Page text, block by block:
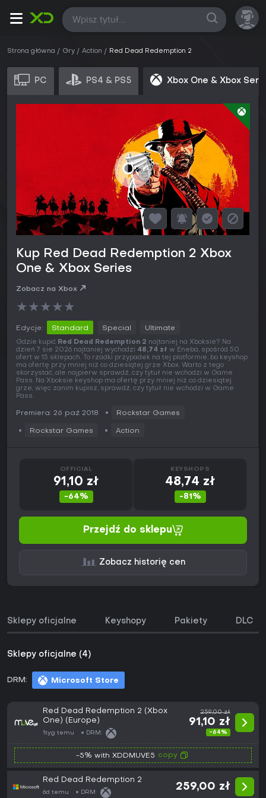
Wszystkie
Strona główna Gry Action Red Dead Redemption 2
PC PS4 & PS5 Xbox One & Xbox
Kup Red Dead Redemption 2 Xbox
One & Xbox Series
Zobacz na Xbox
★★★★★
Edycje: Standard Special Ultimate
Gdzie kupić Red Dead Redemption 2 najtaniej na Xboksie? Na
dzień 7 sie 2026 najtaniej wychodzi 48,74 zł w Eneba, spośród 50
ofert w 15 sklepach. To rzadki przypadek na tej platformie, bo keyshop
ma ofertę przy mniej niż co dziesiątej grze Xbox. Warto z tego
skorzystać, ale najpierw sprawdź, czy tytuł nie wchodzi w Game
Pass. Na Xboksie keyshop ma ofertę przy mniej niż co dziesiątej
grze, więc zanim kupisz, sprawdź, czy tytuł nie wchodzi w Game
Pass.
Premiera: 26 paź 2018 Rockstar Games
Rockstar Games Action
OFFICIAL
91,10 zł
-64%
KEYSHOPS
48,74 zł
-81%
Przejdź do sklepu
Zobacz historię cen
Sklepy oficjalne Keyshopy Pakiety DLC
Sklepy oficjalne (4)
DRM: Microsoft Store
Red Dead Redemption 2 (Xbox
One) (Europe)
1tyg temu DRM:
259,00 zł
91,10 zł
-64%
-5% with XDDMUVE5 copy
Red Dead Redemption 2
6d temu DRM:
259,00 zł